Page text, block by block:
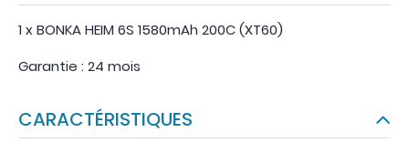
1 x BONKA HEIM 6S 1580mAh 200C (XT60)
Garantie : 24 mois
CARACTÉRISTIQUES